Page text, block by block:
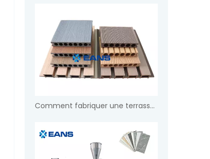
Comment fabriquer une terrasse WPC